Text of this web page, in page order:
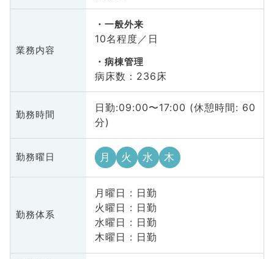
業務内容
一般外来
10名程度／日
病棟管理
病床数：236床
勤務時間
日勤:09:00〜17:00 (休憩時間: 60
分)
勤務曜日 月 火 水 木
勤務体系
月曜日 : 日勤
火曜日 : 日勤
水曜日 : 日勤
木曜日 : 日勤